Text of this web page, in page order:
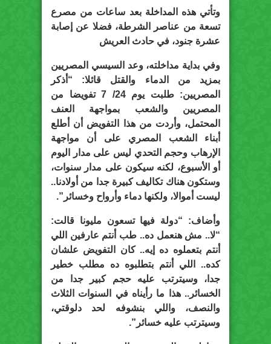
وتأتي هذه المداخلة بعد ساعات من مصرع
تسعة من عناصر الشرطة، فضلا عن إصابة
عشرة جنود، في حادث العريش
وفي بداية مداخلته، وعد السيسي المصريين
بمزيد من الدماء والقتل قائلا: “أذكر
المصريين: طلبت يوم 24/ 7 تفويضا من
المصريين والشعب بمواجهة العنف
المحتمل، وأردت من هذا التفويض أن أطلع
أبناء الشعب المصري على أن مواجهة
الإرهاب وحجم التحدي ليس على مدار اليوم
أو الأسبوع، لكنه سيكون على مدار سنوات،
وستكون هناك تكاليف كبيرة جدا من أولادنا..
ليست أموالا، ولكنها دماء وأرواح وخسائر”.
وأضاف: “دولة فيها تسعون مليونا قالت:
“لا.. مش هنعمل ده.. طب أنتم عارفين اللي
أنتم بتعملوه ده إيه.. كان التفويض علشان
كده.. اللي أنتم بتطلبوه ده مطلب خطير
جدا، وسيترتب عليه حجم كبير جدا من
الخسائر.. هذا ما رأيناه في السنوات الثلاث
والنصف، واللي بنشوفه لحد دلوقتي،
وسيترتب عليه خسائر”.